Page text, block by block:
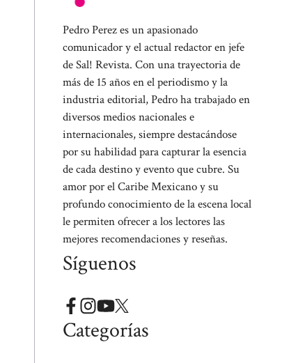
Pedro Perez es un apasionado
comunicador y el actual redactor en jefe
de Sal! Revista. Con una trayectoria de
más de 15 años en el periodismo y la
industria editorial, Pedro ha trabajado en
diversos medios nacionales e
internacionales, siempre destacándose
por su habilidad para capturar la esencia
de cada destino y evento que cubre. Su
amor por el Caribe Mexicano y su
profundo conocimiento de la escena local
le permiten ofrecer a los lectores las
mejores recomendaciones y reseñas.
Síguenos
Categorías